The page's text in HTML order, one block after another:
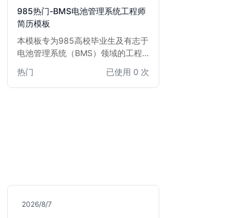
985热门-BMS电池管理系统工程师
简历模板
本模板专为985高校毕业生及有志于
电池管理系统（BMS）领域的工程
术能力、项目经验和学术背景，尤其
适合汽车、新能源、储能等行业
热门 已使用 0 次
2026/8/7